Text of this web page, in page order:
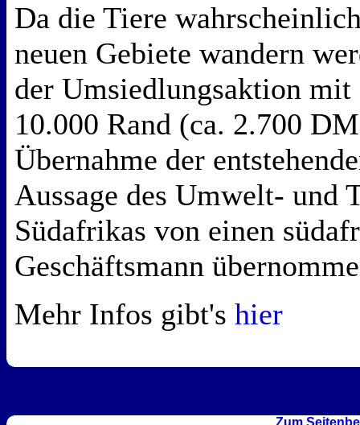
Da die Tiere
neuen Gebiete wandern
der Umsiedlungsaktion
10.000 Rand (ca. 2.700
Übernahme der
Aussage des Umwelt- und
Südafrikas von einen
Geschäftsmann
Mehr Infos gibt's hier
Zum